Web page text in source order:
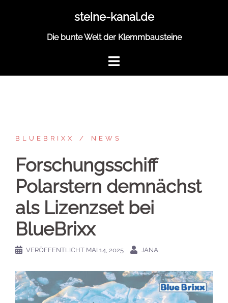
steine-kanal.de
Die bunte Welt der Klemmbausteine
BLUEBRIXX NEWS
Forschungsschiff
Polarstern demnächst
als Lizenzset bei
BlueBrixx
VERÖFFENTLICHT MAI 14, 2025 JANA